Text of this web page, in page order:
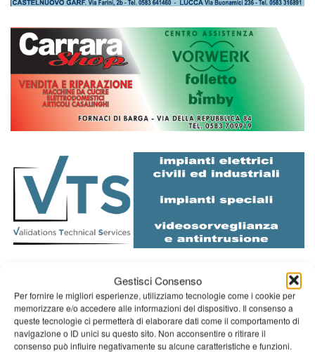
Gestisci Consenso
Per fornire le migliori esperienze, utilizziamo tecnologie come i cookie per
memorizzare e/o accedere alle informazioni del dispositivo. Il consenso a
queste tecnologie ci permetterà di elaborare dati come il comportamento di
navigazione o ID unici su questo sito. Non acconsentire o ritirare il
consenso può influire negativamente su alcune caratteristiche e funzioni.
Diretta NoiTv LIVE